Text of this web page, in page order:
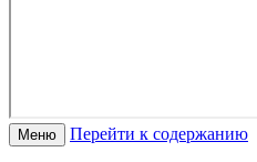
Меню Перейти к содержанию